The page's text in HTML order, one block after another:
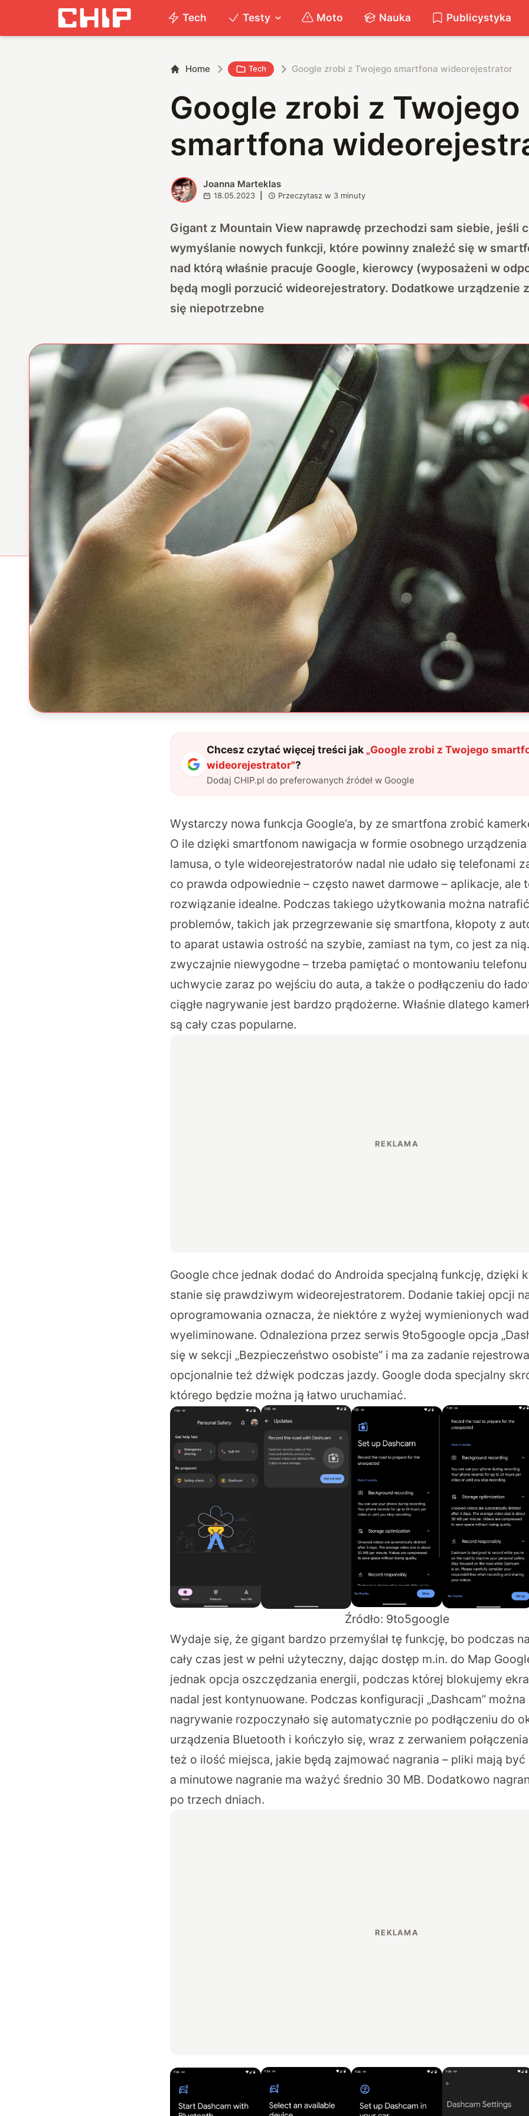
Tech Testy Moto Nauka Publicystyka
Home Tech Google zrobi z Twojego smartfona wideorejestrator
Google zrobi z Twojego
smartfona
J Joanna Marteklas
18.05.2023 Przeczytasz w 3 minuty
Gigant z Mountain View naprawdę przechodzi sam siebie, jeśli
wymyślanie nowych funkcji, które powinny znaleźć się w
nad którą właśnie pracuje Google, kierowcy (wyposażeni w
będą mogli porzucić wideorejestratory. Dodatkowe urządzenie
się niepotrzebne
Chcesz czytać więcej treści jak „Google zrobi z Twojego
wideorejestrator"?
Dodaj CHIP.pl do preferowanych źródeł w Google
Wystarczy nowa funkcja Google’a, by ze smartfona zrobić
O ile dzięki smartfonom nawigacja w formie osobnego urządzenia
lamusa, o tyle wideorejestratorów nadal nie udało się telefonami
co prawda odpowiednie – często nawet darmowe – aplikacje, ale
rozwiązanie idealne. Podczas takiego użytkowania można
problemów, takich jak przegrzewanie się smartfona, kłopoty z
to aparat ustawia ostrość na szybie, zamiast na tym, co jest za
zwyczajnie niewygodne – trzeba pamiętać o montowaniu
uchwycie zaraz po wejściu do auta, a także o podłączeniu do
ciągłe nagrywanie jest bardzo prądożerne. Właśnie dlatego
są cały czas popularne.
Google chce jednak dodać do Androida specjalną funkcję, dzięki
stanie się prawdziwym wideorejestratorem. Dodanie takiej opcji
oprogramowania oznacza, że niektóre z wyżej wymienionych
wyeliminowane. Odnaleziona przez serwis 9to5google opcja
się w sekcji „Bezpieczeństwo osobiste” i ma za zadanie
opcjonalnie też dźwięk podczas jazdy. Google doda specjalny
którego będzie można ją łatwo uruchamiać.
Źródło: 9to5google
Wydaje się, że gigant bardzo przemyślał tę funkcję, bo podczas
cały czas jest w pełni użyteczny, dając dostęp m.in. do Map
jednak opcja oszczędzania energii, podczas której blokujemy
nadal jest kontynuowane. Podczas konfiguracji „Dashcam”
nagrywanie rozpoczynało się automatycznie po podłączeniu do
urządzenia Bluetooth i kończyło się, wraz z zerwaniem
też o ilość miejsca, jakie będą zajmować nagrania – pliki mają
a minutowe nagranie ma ważyć średnio 30 MB. Dodatkowo
po trzech dniach.